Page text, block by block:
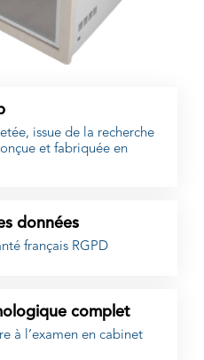
issue de la recherche
et fabriquée en
données
français RGPD
complet
à l’examen en cabinet